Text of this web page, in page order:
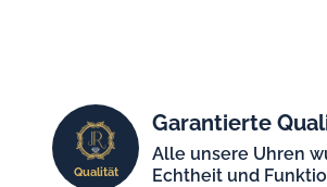
Qualität
Garantierte
Alle unsere Uhren
Echtheit und